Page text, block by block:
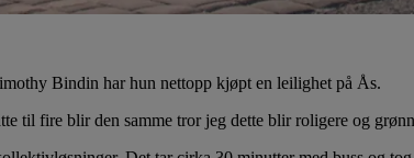
Bindin har hun nettopp kjøpt en leilighet på Ås.
til fire blir den samme tror jeg dette blir roligere og